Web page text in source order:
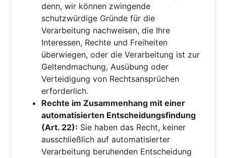
denn, wir können zwingende
schutzwürdige Gründe für die
Verarbeitung nachweisen, die Ihre
Interessen, Rechte und Freiheiten
überwiegen, oder die Verarbeitung ist zur
Geltendmachung, Ausübung oder
Verteidigung von Rechtsansprüchen
erforderlich.
Rechte im Zusammenhang mit einer
automatisierten Entscheidungsfindung
(Art. 22): Sie haben das Recht, keiner
ausschließlich auf automatisierter
Verarbeitung beruhenden Entscheidung